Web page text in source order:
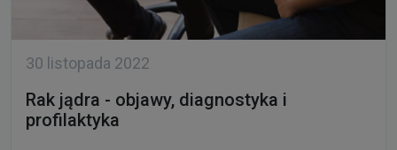
30 listopada 2022
Rak jądra - objawy, diagnostyka i
profilaktyka
Listopad to miesiąc, w którym okazujemy
solidarność z mężczyznami chorującymi na raka